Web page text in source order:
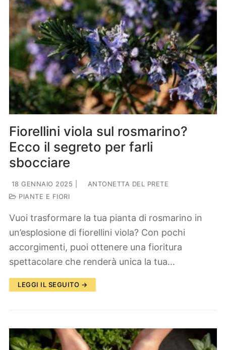
Fiorellini viola sul rosmarino?
Ecco il segreto per farli
sbocciare
18 GENNAIO 2025
ANTONETTA DEL PRETE
PIANTE E FIORI
Vuoi trasformare la tua pianta di rosmarino in
un’esplosione di fiorellini viola? Con pochi
accorgimenti, puoi ottenere una fioritura
spettacolare che renderà unica la tua…
LEGGI IL SEGUITO →